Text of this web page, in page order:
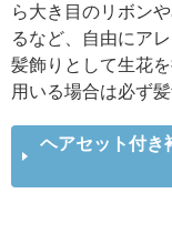
ら大き目のリボン
るなど、自由にア
髪飾りとして生花
用いる場合は必ず
ヘアセット付き